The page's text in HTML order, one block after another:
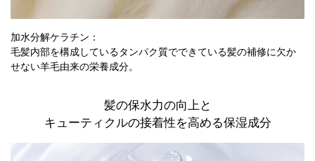
加水分解ケラチン：
毛髪内部を構成しているタンパク質でできている髪の補修に欠か
せない羊毛由来の栄養成分。
髪の保水力の向上と
キューティクルの接着性を高める保湿成分